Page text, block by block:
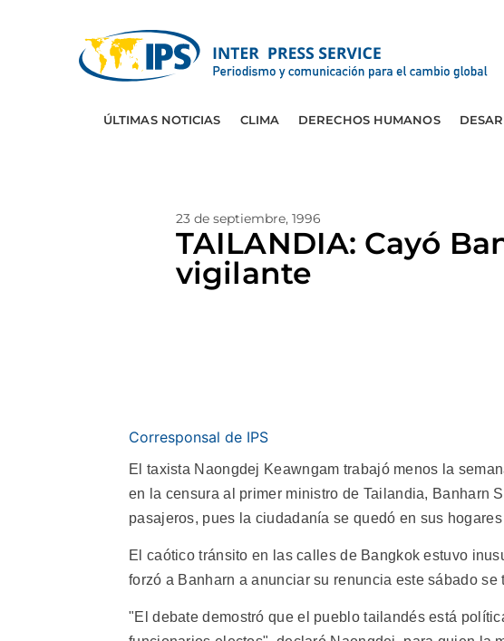
ÚLTIMAS NOTICIAS CLIMA DERECHOS HUMANOS
23 de septiembre, 1996
TAILANDIA: Cayó
vigilante
Corresponsal de IPS
El taxista Naongdej Keawngam trabajó menos la
en la censura al primer ministro de Tailandia, Banharn
pasajeros, pues la ciudadanía se quedó en sus
El caótico tránsito en las calles de Bangkok estuvo
forzó a Banharn a anunciar su renuncia este sábado
"El debate demostró que el pueblo tailandés está